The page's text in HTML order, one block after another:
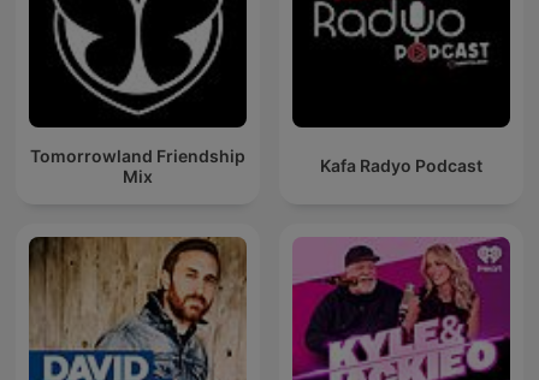
Tomorrowland Friendship
Mix
Kafa Radyo Podcast